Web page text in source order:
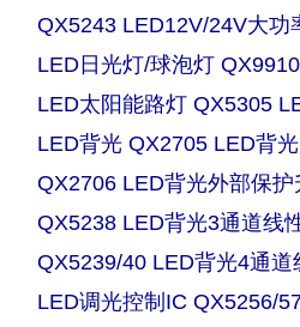
QX5243 LED12V/24V大
LED日光灯/球泡灯
LED太阳能路灯 QX5305
LED背光 QX2705 LED背
QX2706 LED背光外部保
QX5238 LED背光3通道线
QX5239/40 LED背光4通
LED调光控制IC QX5256/